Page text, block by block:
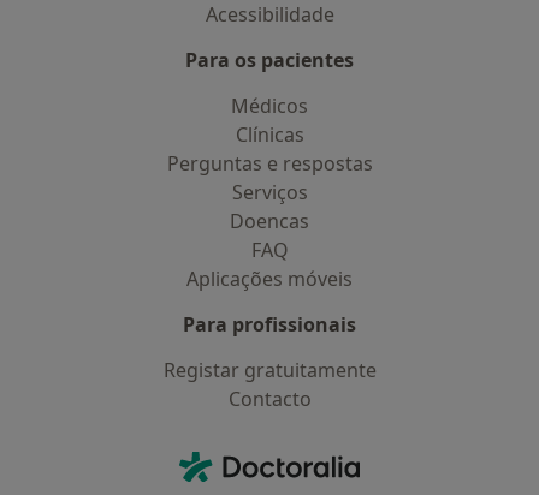
Acessibilidade
Para os pacientes
Médicos
Clínicas
Perguntas e respostas
Serviços
Doencas
FAQ
Aplicações móveis
Para profissionais
Registar gratuitamente
Contacto
Doctoralia - Homepage